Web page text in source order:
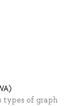
types of graph